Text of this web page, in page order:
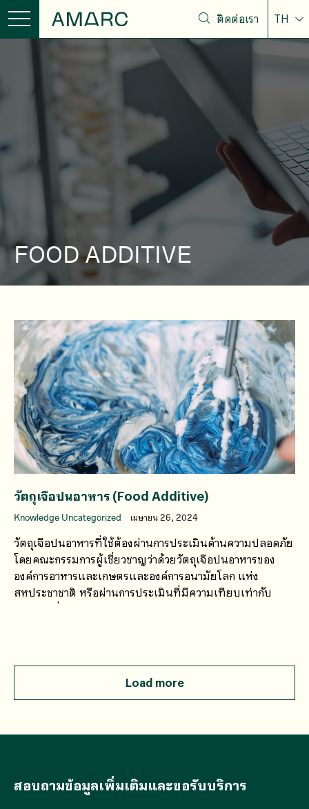
ติดต่อเรา TH
FOOD ADDITIVE
วัตถุเจือปนอาหาร (Food Additive)
Knowledge Uncategorized เมษายน 26, 2024
วัตถุเจือปนอาหารที่ใช้ต้องผ่านการประเมินด้านความปลอดภัย
โดยคณะกรรมการผู้เชี่ยวชาญว่าด้วยวัตถุเจือปนอาหารของ
องค์การอาหารและเกษตรและองค์การอนามัยโลก แห่ง
สหประชาชาติ หรือผ่านการประเมินที่มีความเทียบเท่ากับ
JECFA เพื่อกำหนดค่าความปลอดภัย
Load more
สอบถามข้อมูลเพิ่มเติมและขอรับบริการ